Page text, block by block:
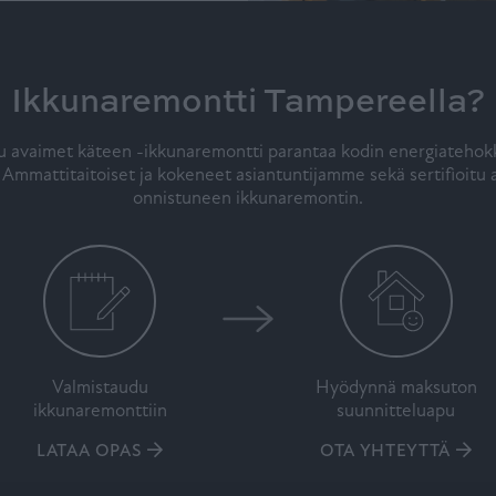
Ikkunaremontti Tampereella?
avaimet käteen -ikkunaremontti parantaa kodin
ja kokeneet asiantuntijamme sekä sertifioitu
onnistuneen ikkunaremontin.
Valmistaudu
ikkunaremonttiin
LATAA OPAS
Hyödynnä maksuton
suunnitteluapu
OTA YHTEYTTÄ